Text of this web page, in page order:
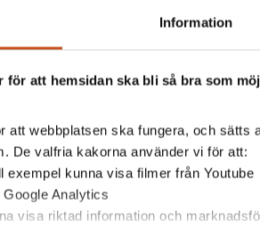
Information
för att hemsidan ska bli så bra som
att webbplatsen ska fungera, och
De valfria kakorna använder vi för att:
exempel kunna visa filmer från Youtube
Analytics
visa riktad information och